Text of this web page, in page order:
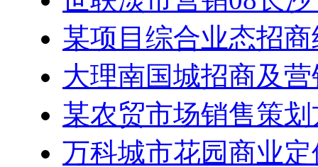
某项目综合业态招
大理南国城招商及
某农贸市场销售策
万科城市花园商业